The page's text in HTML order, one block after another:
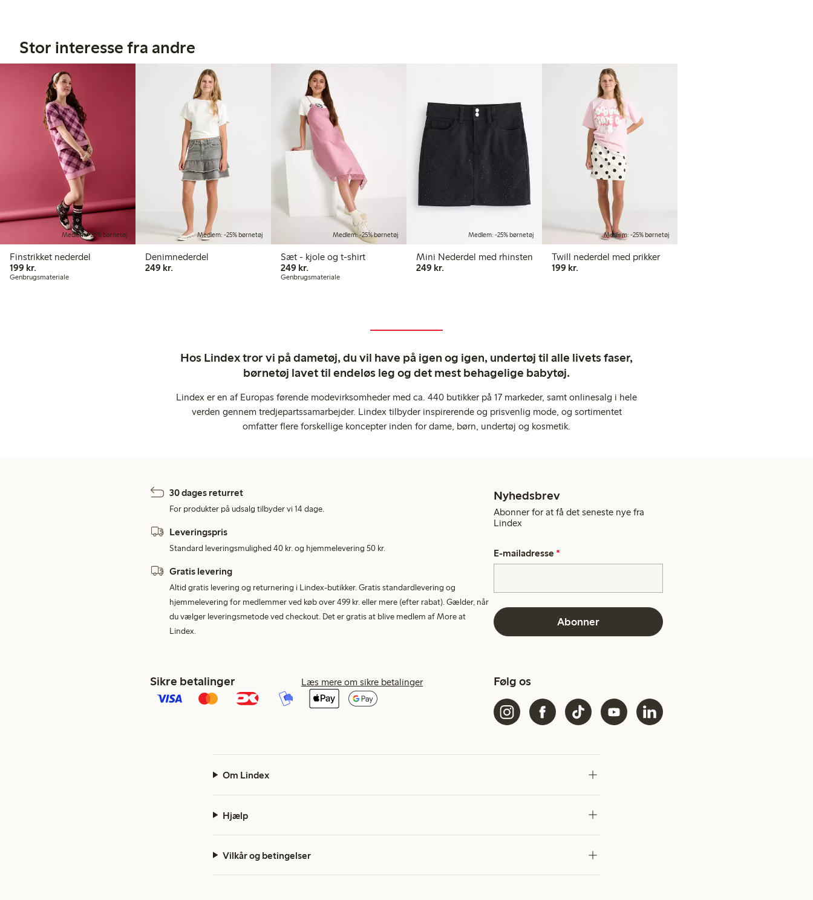
Stor interesse fra andre
Medlem: -25% børnetøj
Finstrikket nederdel
199 kr.
Genbrugsmateriale
Medlem: -25% børnetøj
Denimnederdel
249 kr.
Medlem: -25% børnetøj
Sæt - kjole og t-shirt
249 kr.
Genbrugsmateriale
Medlem: -25% børnetøj
Mini Nederdel med rhinsten
249 kr.
Medlem: -25% børnetøj
Twill nederdel med prikker
199 kr.
Hos Lindex tror vi på dametøj, du vil have på igen og igen, undertøj til alle livets faser,
børnetøj lavet til endeløs leg og det mest behagelige babytøj.
Lindex er en af Europas førende modevirksomheder med ca. 440 butikker på 17 markeder, samt onlinesalg i hele
verden gennem tredjepartssamarbejder. Lindex tilbyder inspirerende og prisvenlig mode, og sortimentet
omfatter flere forskellige koncepter inden for dame, børn, undertøj og kosmetik.
30 dages returret
For produkter på udsalg tilbyder vi 14 dage.
Leveringspris
Standard leveringsmulighed 40 kr. og hjemmelevering 50 kr.
Gratis levering
Altid gratis levering og returnering i Lindex-butikker. Gratis standardlevering og
hjemmelevering for medlemmer ved køb over 499 kr. eller mere (efter rabat). Gælder, når
du vælger leveringsmetode ved checkout. Det er gratis at blive medlem af More at
Lindex.
Nyhedsbrev
Abonner for at få det seneste nye fra
Lindex
E-mailadresse *
Abonner
Sikre betalinger Læs mere om sikre betalinger Følg os
Om Lindex
Hjælp
Vilkår og betingelser